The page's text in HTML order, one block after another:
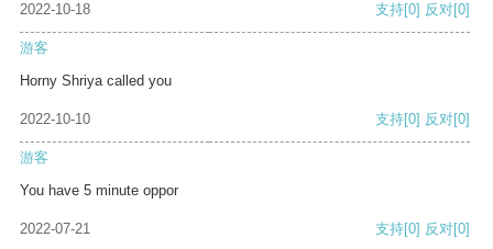
2022-10-18 支持[0] 反对[0]
游客
Horny Shriya called you
2022-10-10 支持[0] 反对[0]
游客
You have 5 minute oppor
2022-07-21 支持[0] 反对[0]